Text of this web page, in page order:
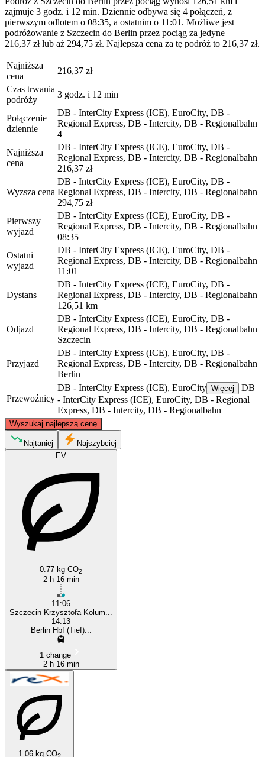
zajmuje 3 godz. i 12 min. Dziennie odbywa się 4 połączeń, z
pierwszym odlotem o 08:35, a ostatnim o 11:01. Możliwe jest
podróżowanie z Szczecin do Berlin przez pociąg za jedyne
216,37 zł lub aż 294,75 zł. Najlepsza cena za tę podróż to 216,37 zł.
Najniższa
cena
216,37 zł
Czas trwania
podróży
3 godz. i 12 min
Połączenie
dziennie
DB - InterCity Express (ICE), EuroCity, DB -
Regional Express, DB - Intercity, DB - Regionalbahn
4
Najniższa
cena
DB - InterCity Express (ICE), EuroCity, DB -
Regional Express, DB - Intercity, DB - Regionalbahn
216,37 zł
Wyzsza cena
DB - InterCity Express (ICE), EuroCity, DB -
Regional Express, DB - Intercity, DB - Regionalbahn
294,75 zł
Pierwszy
wyjazd
DB - InterCity Express (ICE), EuroCity, DB -
Regional Express, DB - Intercity, DB - Regionalbahn
08:35
Ostatni
wyjazd
DB - InterCity Express (ICE), EuroCity, DB -
Regional Express, DB - Intercity, DB - Regionalbahn
11:01
Dystans
DB - InterCity Express (ICE), EuroCity, DB -
Regional Express, DB - Intercity, DB - Regionalbahn
126,51 km
Odjazd
DB - InterCity Express (ICE), EuroCity, DB -
Regional Express, DB - Intercity, DB - Regionalbahn
Szczecin
Przyjazd
DB - InterCity Express (ICE), EuroCity, DB -
Regional Express, DB - Intercity, DB - Regionalbahn
Berlin
Przewoźnicy
DB - InterCity Express (ICE), EuroCity Więcej
DB
- InterCity Express (ICE), EuroCity, DB - Regional
Express, DB - Intercity, DB - Regionalbahn
Wyszukaj najlepszą cenę
©CARTO , ©OpenStreetMapcontributors
Najtaniej
Najszybciej
EV
0.77 kg CO2
2 h 16 min
11:06
Szczecin Krzysztofa Kolum...
14:13
Berlin Hbf (Tief)...
1 change
2 h 16 min
1.06 kg CO